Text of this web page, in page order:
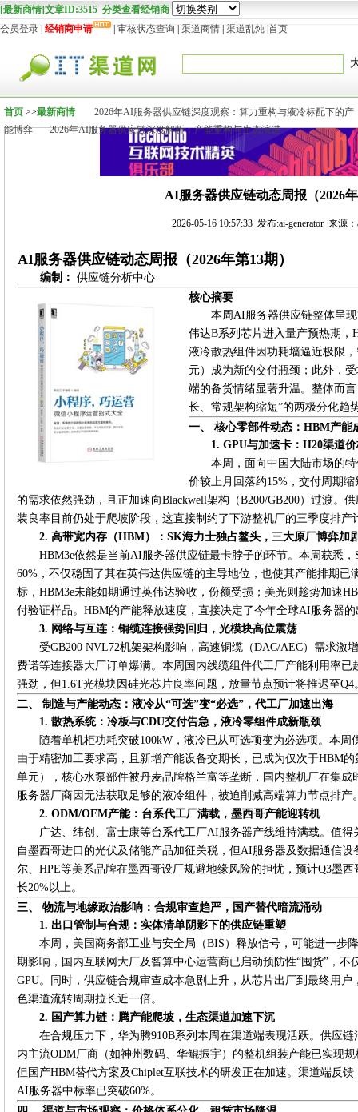
[最新商情]文章ID:3515 分类查看经销商
会员登录 经销商申请 审核状态查询 渠道商情 渠道乱炖 首页
首页 >>最新商情
2026年AI服务器供应链深度观察：算力重构与液冷标配下的产
能博弈
2026年AI服务器供应链深度解析：产能重构与生态演进
AI服务器供应链动态周报（2026
2026-05-16 10:57:33 发布:ai-generator 来源：
AI服务器供应链动态周报（2026年第13期）
编制： 供应链分析中心
核心摘要
本周AI服务器供应链整体呈
伟达B系列芯片进入量产预热期，
液冷散热组件因功耗墙逼近极限
元）成为新的交付瓶颈；此外，
端的备货情绪显著升温。整体而
长、常规架构缩短”的两极分化趋
一、 核心零部件动态：HBM产能
1. GPU与加速卡：H20渠道
本周，面向中国大陆市场的
价较上月回落约15%，交付周期
的需求依然强劲，且正加速向Blackwell架构（B200/GB200）过渡。
装良率目前仍处于爬坡阶段，这直接制约了下游整机厂的三季度排产
2. 高带宽内存（HBM）：SK海力士独占鳌头，三大原厂博弈加
HBM3e依然是当前AI服务器供应链最卡脖子的环节。本周获悉
60%，不仅稳固了其在英伟达供应链的主导地位，也使其产能排期已
标，HBM3e未能如期通过英伟达验收，份额受损；美光则趁势加速
付验证样品。HBM的产能释放速度，直接决定了今年全球AI服务器
3. 网络与互连：铜缆连接强势回归，光模块高位震荡
受GB200 NVL72机架架构影响，高速铜缆（DAC/AEC）需求激
费诺等连接器大厂订单爆满。本周国内线缆组件代工厂产能利用率已
强劲，但1.6T光模块因硅光芯片良率问题，放量节点预计将推迟至Q4
二、 制造与产能动态：液冷从“可选”变“必选”，代工厂加速出海
1. 散热系统：冷板与CDU交付告急，液冷零组件成新瓶颈
随着单机柜功耗突破100kW，液冷已从可选项变为必选项。本周
由于精密加工要求高，且新增产能设备交期长，已成为仅次于HBM
单元），核心水泵部件被丹麦品牌格兰富等垄断，国内整机厂在集成
服务器厂商因无法获取足够的液冷组件，被迫削减高端算力节点排产
2. ODM/OEM产能：台系代工厂满载，墨西哥产能迎转机
广达、纬创、富士康等台系代工厂AI服务器产线维持满载。值
自墨西哥进口的光伏及储能产品加征关税，但AI服务器及数据通信
尔、HPE等美系品牌在墨西哥设厂规避地缘风险的担忧，预计Q3墨
长20%以上。
三、 物流与地缘政治影响：合规审查趋严，国产替代暗流涌动
1. 出口管制与合规：实体清单阴影下的供应链重塑
本周，美国商务部工业与安全局（BIS）释放信号，可能进一步
期影响，国内互联网大厂及智算中心运营商已启动预防性“囤货”，不
GPU。同时，供应链合规审查成本急剧上升，从芯片出厂到最终用
色渠道流转周期拉长近一倍。
2. 国产算力链：腾产能爬坡，生态渠道加速下沉
在合规压力下，华为腾910B系列本周在渠道端表现活跃。供应
内主流ODM厂商（如神州数码、华鲲振宇）的整机组装产能已实现
但国产HBM替代方案及Chiplet互联技术的研发正在加速。渠道端反
AI服务器中标率已突破60%。